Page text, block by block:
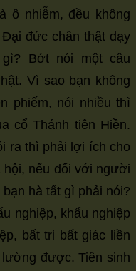
ô nhiễm, đều không
đức chân thật dạy
Bớt nói một câu
Vì sao bạn không
phiếm, nói nhiều thì
cổ Thánh tiên Hiền.
ra thì phải lợi ích cho
nếu đối với người
hà tất gì phải nói?
nghiệp, khẩu nghiệp
bất tri bất giác liền
được. Tiên sinh